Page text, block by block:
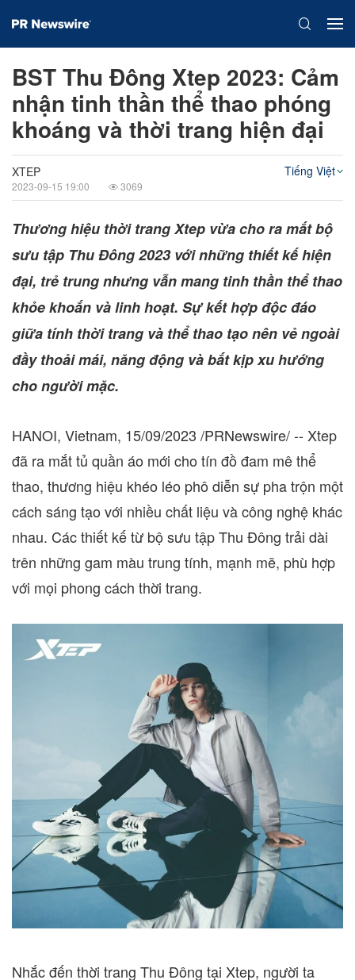
BST Thu Đông Xtep 2023: Cảm
nhận tinh thần thể thao phóng
khoáng và thời trang hiện đại
XTEP
2023-09-15 19:00 3069
Tiếng Việt
Thương hiệu thời trang Xtep vừa cho ra mắt bộ
sưu tập Thu Đông 2023 với những thiết kế hiện
đại, trẻ trung nhưng vẫn mang tinh thần thể thao
khỏe khoắn và linh hoạt. Sự kết hợp độc đáo
giữa tính thời trang và thể thao tạo nên vẻ ngoài
đầy thoải mái, năng động và bắt kịp xu hướng
cho người mặc.
HANOI, Vietnam, 15/09/2023 /PRNewswire/ -- Xtep
đã ra mắt tủ quần áo mới cho tín đồ đam mê thể
thao, thương hiệu khéo léo phô diễn sự pha trộn một
cách sáng tạo với nhiều chất liệu và công nghệ khác
nhau. Các thiết kế từ bộ sưu tập Thu Đông trải dài
trên những gam màu trung tính, mạnh mẽ, phù hợp
với mọi phong cách thời trang.
Nhắc đến thời trang Thu Đông tại Xtep, người ta